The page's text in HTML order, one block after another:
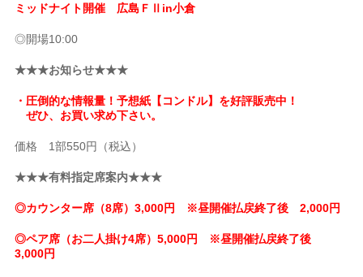
ミッドナイト開催 広島ＦⅡin小倉
◎開場10:00
★★★お知らせ★★★
・圧倒的な情報量！予想紙【コンドル】を好評販売中！
ぜひ、お買い求め下さい。
価格 1部550円（税込）
★★★有料指定席案内★★★
◎カウンター席（8席）3,000円 ※昼開催払戻終了後 2,000円
◎ペア席（お二人掛け4席）5,000円 ※昼開催払戻終了後
3,000円